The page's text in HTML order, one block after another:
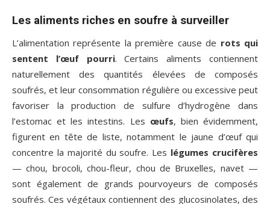
Les aliments riches en soufre à surveiller
L’alimentation représente la première cause de rots qui
sentent l’œuf pourri. Certains aliments contiennent
naturellement des quantités élevées de composés
soufrés, et leur consommation régulière ou excessive peut
favoriser la production de sulfure d’hydrogène dans
l’estomac et les intestins. Les œufs, bien évidemment,
figurent en tête de liste, notamment le jaune d’œuf qui
concentre la majorité du soufre. Les légumes crucifères
— chou, brocoli, chou-fleur, chou de Bruxelles, navet —
sont également de grands pourvoyeurs de composés
soufrés. Ces végétaux contiennent des glucosinolates, des